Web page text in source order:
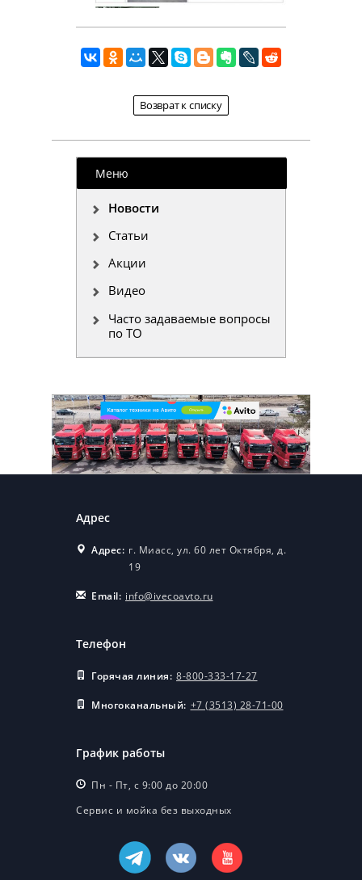
Возврат к списку
Меню
Новости
Статьи
Акции
Видео
Часто задаваемые вопросы
по ТО
Адрес
Адрес: г. Миасс, ул. 60 лет Октября, д.
19
Email: info@ivecoavto.ru
Телефон
Горячая линия: 8-800-333-17-27
Многоканальный: +7 (3513) 28-71-00
График работы
Пн - Пт, с 9:00 до 20:00
Сервис и мойка без выходных